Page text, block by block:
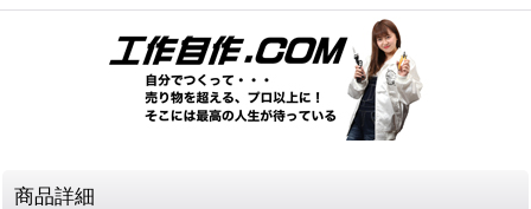
商品詳細